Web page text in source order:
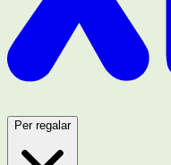
Per regalar